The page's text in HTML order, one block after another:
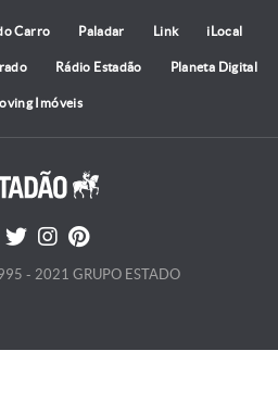
Carro Paladar Link iLocal
Rádio Estadão Planeta Digital
Imóveis
- 2021 GRUPO ESTADO